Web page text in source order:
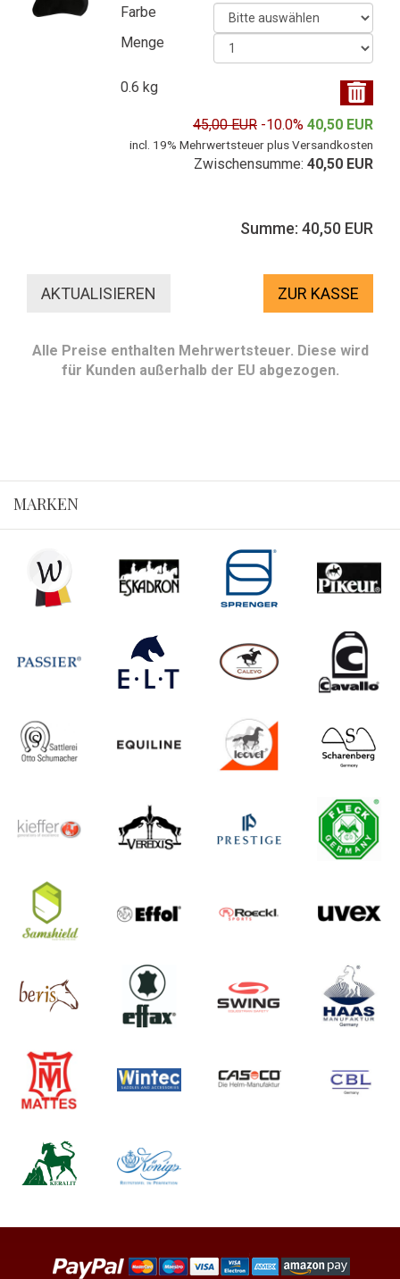
Farbe
Menge
0.6 kg
45,00 EUR -10.0% 40,50 EUR
incl. 19% Mehrwertsteuer plus Versandkosten
Zwischensumme: 40,50 EUR
Summe: 40,50 EUR
ZUR KASSE
Alle Preise enthalten Mehrwertsteuer. Diese wird
für Kunden außerhalb der EU abgezogen.
MARKEN